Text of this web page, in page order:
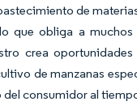
de
que obliga a
crea
de manzanas
consumidor al